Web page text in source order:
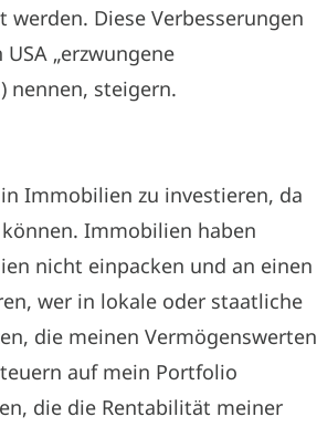
Diese Verbesserungen
„erzwungene
nennen, steigern.
Immobilien zu investieren, da
Immobilien haben
nicht einpacken und an einen
wer in lokale oder staatliche
die meinen Vermögenswerten
auf mein Portfolio
die die Rentabilität meiner